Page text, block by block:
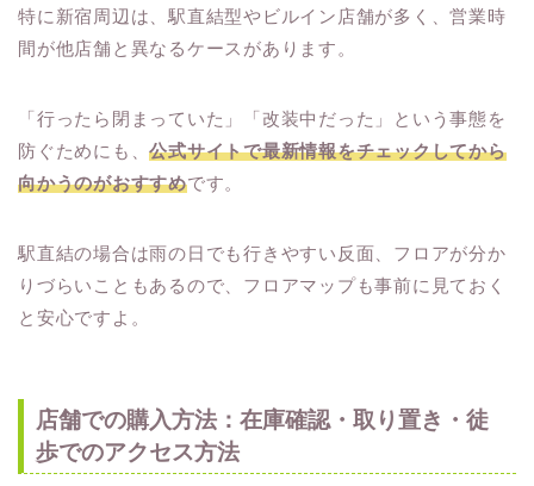
特に新宿周辺は、駅直結型やビルイン店舗が多く、営業時
間が他店舗と異なるケースがあります。
「行ったら閉まっていた」「改装中だった」という事態を
防ぐためにも、公式サイトで最新情報をチェックしてから
向かうのがおすすめです。
駅直結の場合は雨の日でも行きやすい反面、フロアが分か
りづらいこともあるので、フロアマップも事前に見ておく
と安心ですよ。
店舗での購入方法：在庫確認・取り置き・徒
歩でのアクセス方法